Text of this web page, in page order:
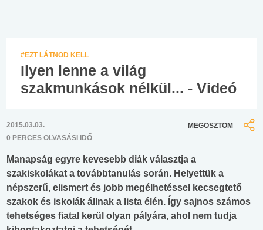
#EZT LÁTNOD KELL
Ilyen lenne a világ
szakmunkások nélkül... - Videó
2015.03.03.
0 PERCES OLVASÁSI IDŐ
MEGOSZTOM
Manapság egyre kevesebb diák választja a
szakiskolákat a továbbtanulás során. Helyettük a
népszerű, elismert és jobb megélhetéssel kecsegtető
szakok és iskolák állnak a lista élén. Így sajnos számos
tehetséges fiatal kerül olyan pályára, ahol nem tudja